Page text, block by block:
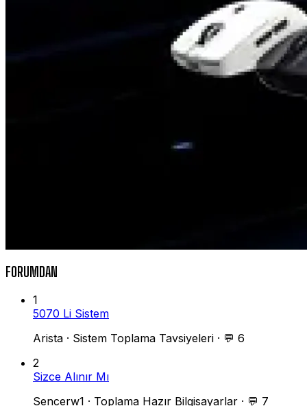
FORUMDAN
1
5070 Li Sistem
Arista · Sistem Toplama Tavsiyeleri · 💬 6
2
Sizce Alınır Mı
Sencerw1 · Toplama Hazır Bilgisayarlar · 💬 7